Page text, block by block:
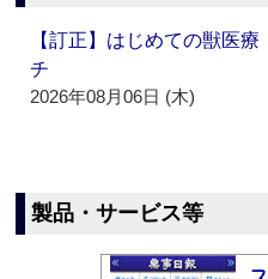
【訂正】はじめての獣医
チ
2026年08月06日 (木)
製品・サービス等